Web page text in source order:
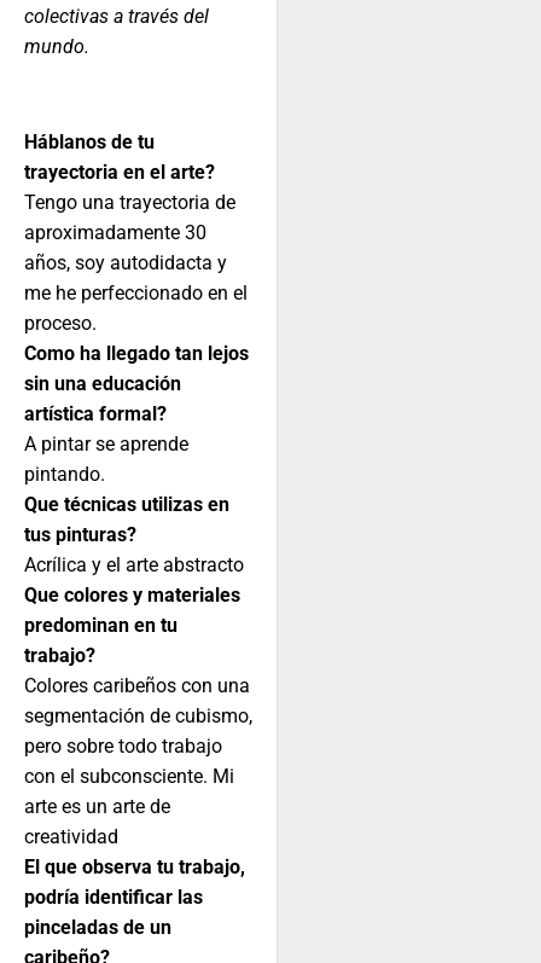
colectivas a través del
mundo.
Háblanos de tu
trayectoria en el arte?
Tengo una trayectoria de
aproximadamente 30
años, soy autodidacta y
me he perfeccionado en el
proceso.
Como ha llegado tan lejos
sin una educación
artística formal?
A pintar se aprende
pintando.
Que técnicas utilizas en
tus pinturas?
Acrílica y el arte abstracto
Que colores y materiales
predominan en tu
trabajo?
Colores caribeños con una
segmentación de cubismo,
pero sobre todo trabajo
con el subconsciente. Mi
arte es un arte de
creatividad
El que observa tu trabajo,
podría identificar las
pinceladas de un
caribeño?